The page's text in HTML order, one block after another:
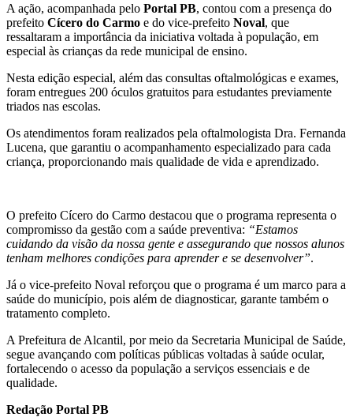
A ação, acompanhada pelo Portal PB, contou com a presença do
prefeito Cícero do Carmo e do vice-prefeito Noval, que
ressaltaram a importância da iniciativa voltada à população, em
especial às crianças da rede municipal de ensino.
Nesta edição especial, além das consultas oftalmológicas e exames,
foram entregues 200 óculos gratuitos para estudantes previamente
triados nas escolas.
Os atendimentos foram realizados pela oftalmologista Dra. Fernanda
Lucena, que garantiu o acompanhamento especializado para cada
criança, proporcionando mais qualidade de vida e aprendizado.
O prefeito Cícero do Carmo destacou que o programa representa o
compromisso da gestão com a saúde preventiva: “Estamos
cuidando da visão da nossa gente e assegurando que nossos alunos
tenham melhores condições para aprender e se desenvolver”.
Já o vice-prefeito Noval reforçou que o programa é um marco para a
saúde do município, pois além de diagnosticar, garante também o
tratamento completo.
A Prefeitura de Alcantil, por meio da Secretaria Municipal de Saúde,
segue avançando com políticas públicas voltadas à saúde ocular,
fortalecendo o acesso da população a serviços essenciais e de
qualidade.
Redação Portal PB